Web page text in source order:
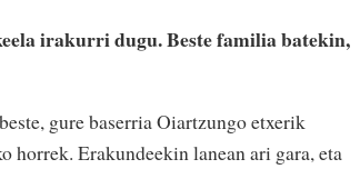
irakurri dugu. Beste familia batekin,
gure baserria Oiartzungo etxerik
horrek. Erakundeekin lanean ari gara, eta